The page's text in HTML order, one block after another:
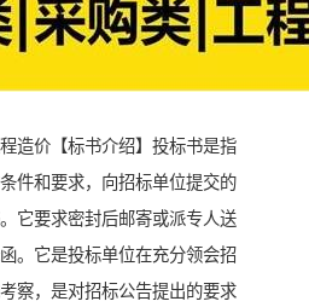
造价【标书介绍】投标书是指
件和要求，向招标单位提交的
它要求密封后邮寄或派专人送
。它是投标单位在充分领会招
察，是对招标公告提出的要求